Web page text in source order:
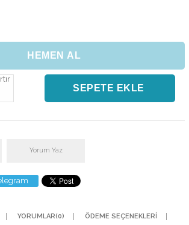
Yorum Yaz
YORUMLAR(0) ÖDEME SEÇENEKLERI